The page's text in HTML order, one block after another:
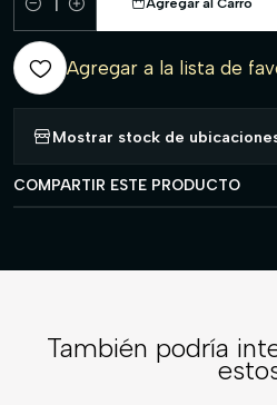
Cantidad
Agregar al Carro
Agregar a la lista de
Mostrar stock de
COMPARTIR ESTE PRODUCTO
También podría